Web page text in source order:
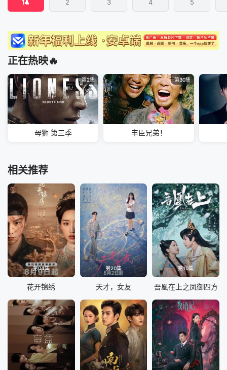
1 2 3 4 5
正在热映🔥
第2集
母狮 第三季
第30集
丰臣兄弟！
相关推荐
第04集
花开锦绣
第20集
天才，女友
第10集
吾凰在上之凤御四方